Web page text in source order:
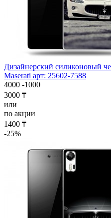
Дизайнерский силиконовый
Maserati арт: 25602-7588
4000 -1000
3000 ₸
или
по акции
1400 ₸
-25%